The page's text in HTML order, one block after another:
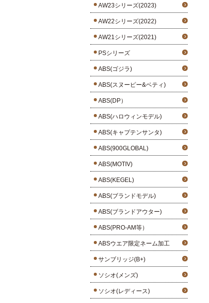
AW23シリーズ(2023)
AW22シリーズ(2022)
AW21シリーズ(2021)
PSシリーズ
ABS(ゴジラ)
ABS(スヌーピー&ベティ)
ABS(DP）
ABS(ハロウィンモデル)
ABS(キャプテンサンタ)
ABS(900GLOBAL)
ABS(MOTIV)
ABS(KEGEL)
ABS(ブランドモデル)
ABS(ブランドアウター)
ABS(PRO-AM等）
ABSウエア限定ネーム加工
サンブリッジ(B+)
ソシオ(メンズ)
ソシオ(レディース)